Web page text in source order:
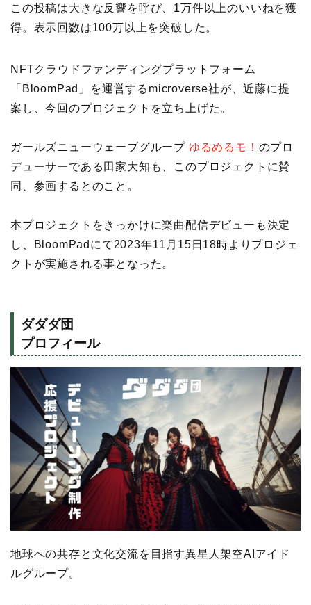
この投稿は大きな反響を呼び、1万件以上のいいねを獲
得。表示回数は100万以上を突破した。
NFTクラウドファンディングプラットフォーム
「BloomPad」を運営するmicroverse社が、近藤に提
案し、今回のプロジェクトを立ち上げた。
ガールズニューウェーブグループ ゆるめるモ！ のプロ
デューサーである田家大知も、このプロジェクトに賛
同、参画するとのこと。
本プロジェクトをきっかけに楽曲配信デビューも決定
し、BloomPadにて2023年11月15日18時よりプロジェ
クトが実施される事となった。
ダダダ団
プロフィール
地球への共存と文化交流を目指す異星人架空AIアイド
ルグループ。